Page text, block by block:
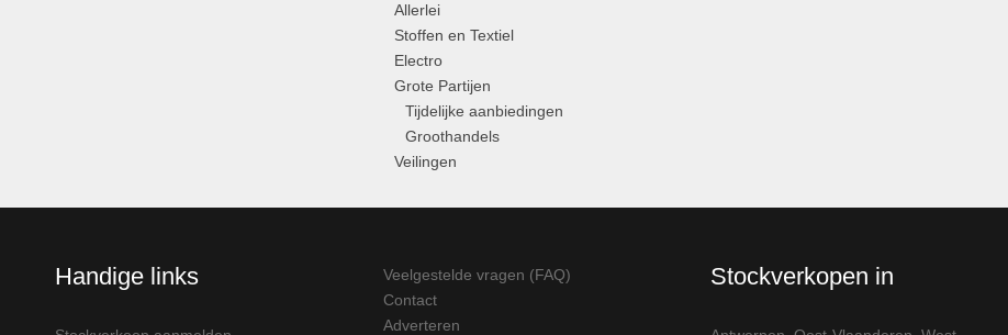
Allerlei
Stoffen en Textiel
Electro
Grote Partijen
Tijdelijke aanbiedingen
Groothandels
Veilingen
Handige links
Veelgestelde vragen (FAQ)
Contact
Adverteren
Stockverkopen in